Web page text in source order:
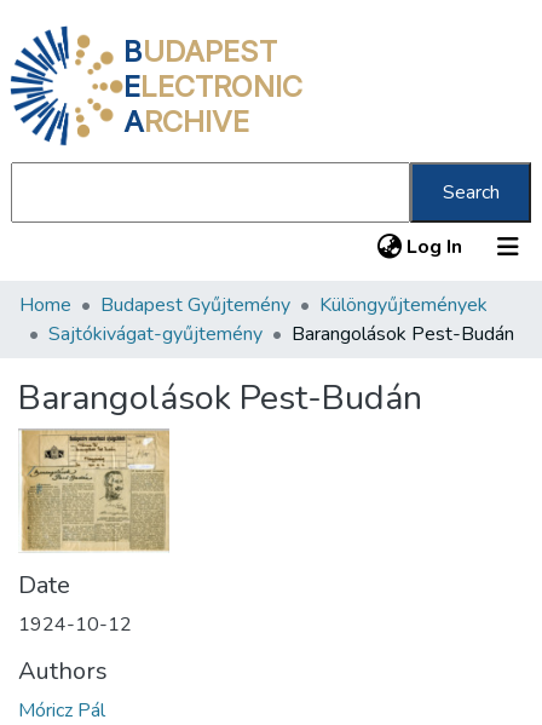
BUDAPEST
ELECTRONIC
ARCHIVE
Search
Log In (current)
Communities & Collections
Statistics
About us
Home Budapest Gyűjtemény
Különgyűjtemények
Sajtókivágat-gyűjtemény
Barangolások Pest-Budán
Barangolások Pest-Budán
Date
1924-10-12
Authors
Móricz Pál